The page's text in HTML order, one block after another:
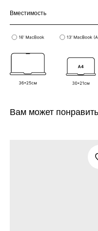
Вместимость
Вам может